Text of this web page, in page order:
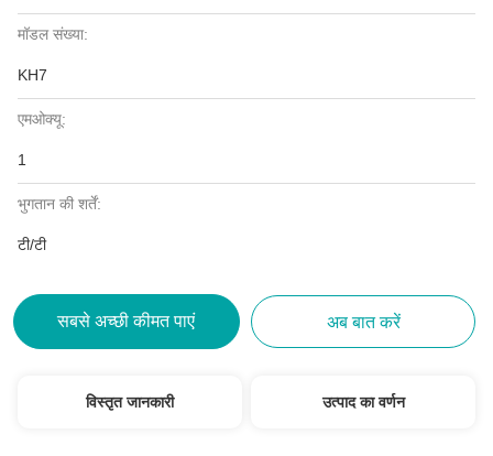
मॉडल संख्या:
KH7
एमओक्यू:
1
भुगतान की शर्तें:
टी/टी
सबसे अच्छी कीमत पाएं अब बात करें
विस्तृत जानकारी उत्पाद का वर्णन